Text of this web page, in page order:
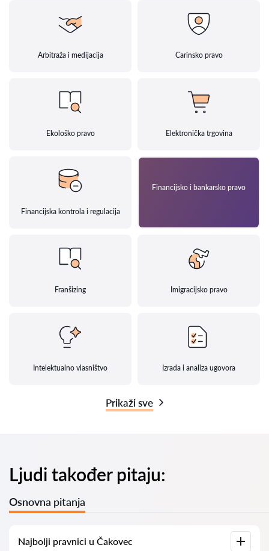
Arbitraža i medijacija Carinsko pravo
Ekološko pravo Elektronička trgovina
Financijska kontrola i regulacija
Financijsko i bankarsko pravo
Franšizing Imigracijsko pravo
Intelektualno vlasništvo Izrada i analiza ugovora
Prikaži sve
Ljudi također pitaju:
Osnovna pitanja
Najbolji pravnici u Čakovec